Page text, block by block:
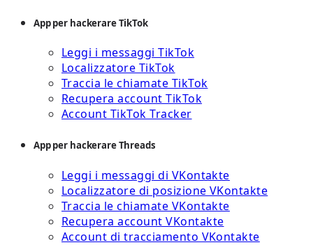
App per hackerare TikTok
Leggi i messaggi TikTok
Localizzatore TikTok
Traccia le chiamate TikTok
Recupera account TikTok
Account TikTok Tracker
App per hackerare Threads
Leggi i messaggi di VKontakte
Localizzatore di posizione VKontakte
Traccia le chiamate VKontakte
Recupera account VKontakte
Account di tracciamento VKontakte